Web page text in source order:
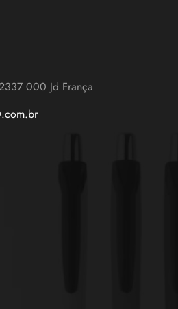
000 Jd França